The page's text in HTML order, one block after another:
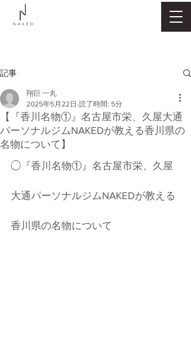
記事
【『香川名物①』名古屋市栄、久屋大通
パーソナルジムNAKEDが教える香川県の
名物について】
翔巨 一丸
2025年5月22日 読了時間: 5分
◯『香川名物①』名古屋市栄、久屋
大通パーソナルジムNAKEDが教える
香川県の名物について